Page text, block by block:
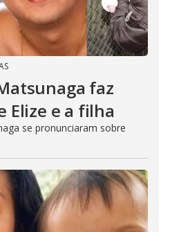
faz
Elize e a filha
se pronunciaram sobre